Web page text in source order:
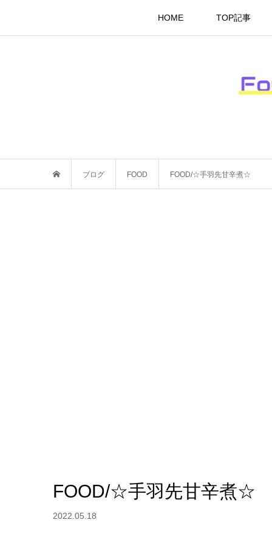
HOME TOP記事
ブログ FOOD FOOD/☆手羽先甘辛煮☆
FOOD/☆手羽先甘辛煮☆
2022.05.18